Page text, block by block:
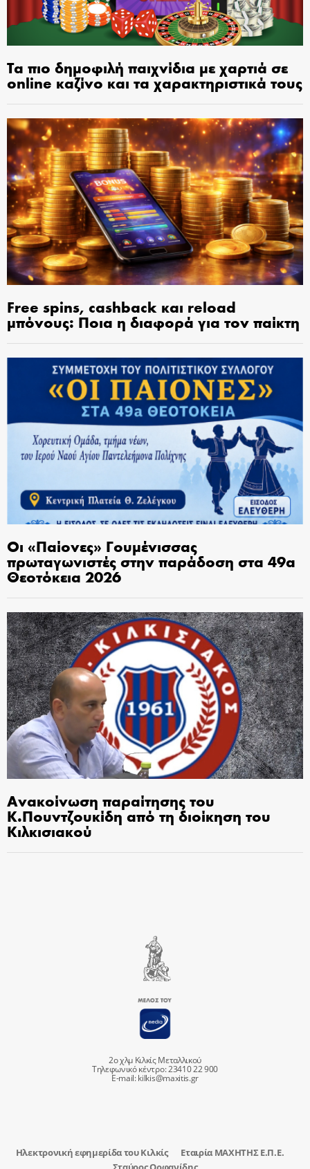
Τα πιο δημοφιλή παιχνίδια με χαρτιά σε
online καζίνο και τα χαρακτηριστικά τους
Free spins, cashback και reload
μπόνους: Ποια η διαφορά για τον παίκτη
Οι «Παίονες» Γουμένισσας
πρωταγωνιστές στην παράδοση στα 49α
Θεοτόκεια 2026
Ανακοίνωση παραίτησης του
Κ.Πουντζουκίδη από τη διοίκηση του
Κιλκισιακού
2ο χλμ Κιλκίς Μεταλλικού
Τηλεφωνικό κέντρο: 23410 22 900
E-mail:kilkis@maxitis.gr
Ηλεκτρονική εφημερίδα του Κιλκίς
Εταιρία ΜΑΧΗΤΗΣ Ε.Π.Ε.